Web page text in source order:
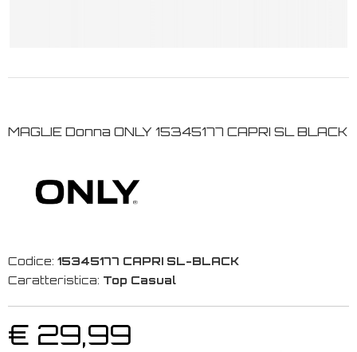
MAGLIE Donna ONLY 15345177 CAPRI SL BLACK
Codice: 15345177 CAPRI SL-BLACK
Caratteristica: Top Casual
€ 29,99